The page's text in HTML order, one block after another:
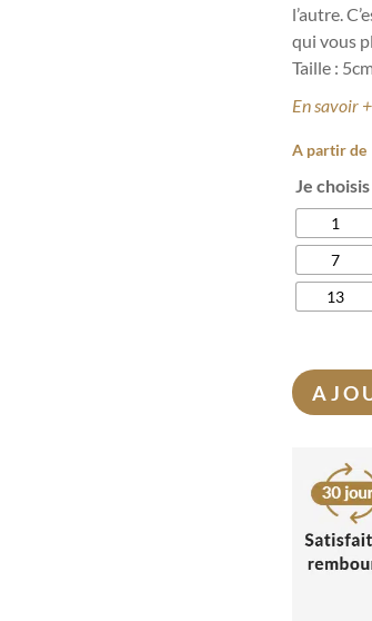
l’autre.
qui vous
Taille :
En savoir +
A partir de
Je
1
7
13